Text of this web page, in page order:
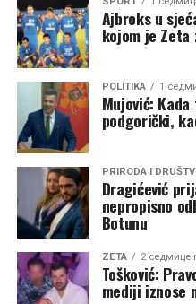
matematici, rječnik je
vještačka inteligencija
Komplikovanije je kada je
filozofske tekstove ili
mogu imati višestruka
dodajući da je u tim
Nesrećno iskustvo Petre
Vještačka inteligencija nas
lapsuse, jer je apsorbovala
je svojstveno i ljudskoj
razumiju koncept istine i
inteligencije. Ona ne
Ajbroks u
kojom je Zeta
POLITIKA 1
Mujović:
podgorički,
PRIRODA I
Dragićević
nepropisno
Botunu
ZETA 2 седмице
Tošković:
mediji iznose